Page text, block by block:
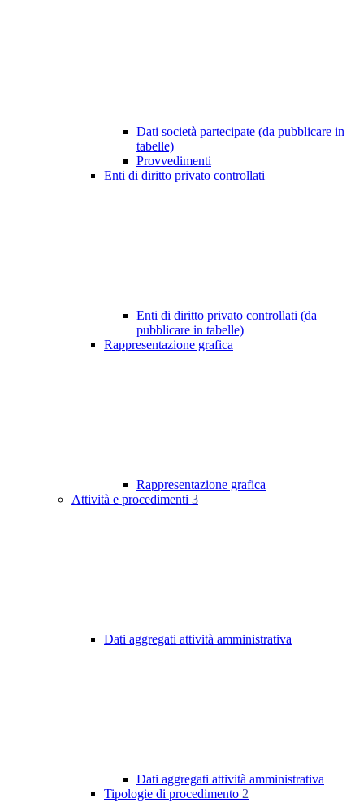
Dati società partecipate (da pubblicare in
tabelle)
Provvedimenti
Enti di diritto privato controllati
Enti di diritto privato controllati (da
pubblicare in tabelle)
Rappresentazione grafica
Rappresentazione grafica
Attività e procedimenti 3
Dati aggregati attività amministrativa
Dati aggregati attività amministrativa
Tipologie di procedimento 2